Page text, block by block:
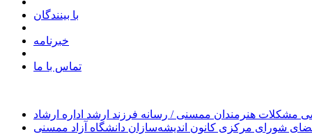
با بینندگان
خبرنامه
تماس با ما
مشکلات هنرمندان ممسنی / رسانه فرزند ارشد اداره ارشاد
شورای مرکزی کانون اندیشه‌سازان دانشگاه آزاد ممسنی